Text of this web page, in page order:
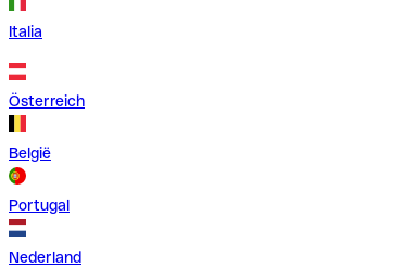
Italia
Österreich
België
Portugal
Nederland